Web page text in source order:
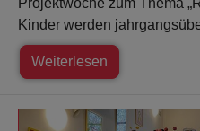
Projektwoche zum Thema
Kinder werden
Weiterlesen